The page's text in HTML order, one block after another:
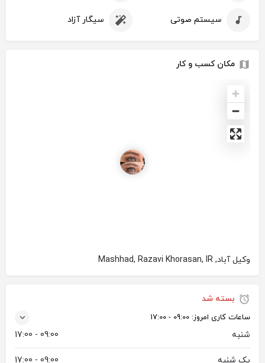
سیستم صوتی سیگار آزاد
مکان کسب و کار
وکیل آباد, Mashhad, Razavi Khorasan, IR
بسته شد
ساعات کاری امروز: 09:00 - 17:00
شنبه 09:00 - 17:00
یک شنبه 09:00 - 17:00